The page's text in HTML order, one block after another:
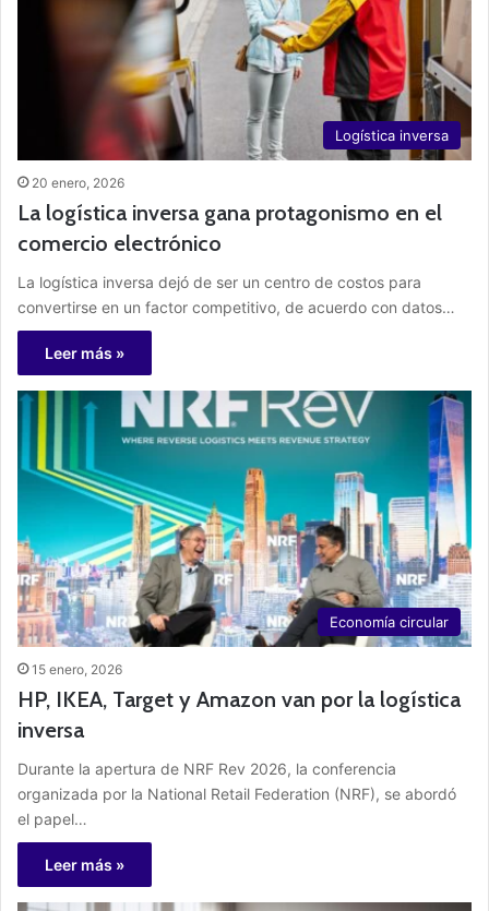
Logística inversa
20 enero, 2026
La logística inversa gana protagonismo en el
comercio electrónico
La logística inversa dejó de ser un centro de costos para
convertirse en un factor competitivo, de acuerdo con datos…
Leer más »
Economía circular
15 enero, 2026
HP, IKEA, Target y Amazon van por la logística
inversa
Durante la apertura de NRF Rev 2026, la conferencia
organizada por la National Retail Federation (NRF), se abordó
el papel…
Leer más »